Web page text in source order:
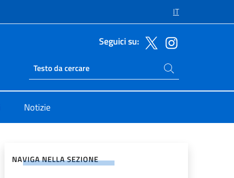
IT
Seguici su:
Ricerca sito live
Cerca nel sito
Notizie
NAVIGA NELLA SEZIONE